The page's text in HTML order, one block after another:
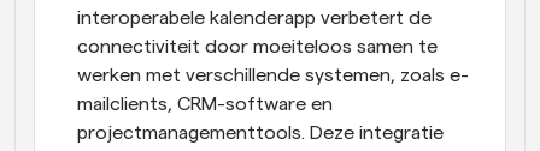
interoperabele kalenderapp verbetert de
connectiviteit door moeiteloos samen te
werken met verschillende systemen, zoals e-
mailclients, CRM-software en
projectmanagementtools. Deze integratie